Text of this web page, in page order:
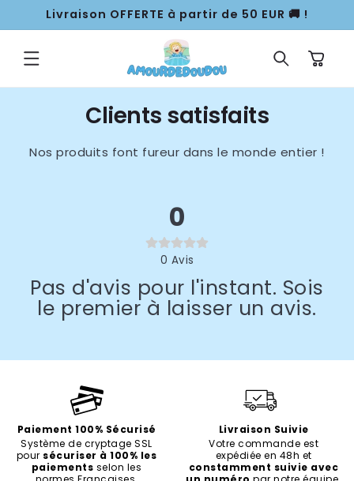
PASSER
AU
Livraison OFFERTE à partir de 50 EUR 🚚 !
Panier
Clients satisfaits
Nos produits font fureur dans le monde entier !
0
0 Avis
Pas d'avis pour l'instant. Sois
le premier à laisser un avis.
Paiement 100% Sécurisé
Système de cryptage SSL
pour sécuriser à 100% les
paiements selon les
Livraison Suivie
Votre commande est
expédiée en 48h et
constamment suivie avec